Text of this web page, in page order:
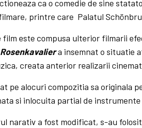
ca o comedie de sine
printre care Palatul
film este compusa ulterior filmarii
a insemnat o situatie
creata anterior realizarii
pe alocuri compozitia sa originala
si inlocuita partial de
narativ a fost modificat, s-au